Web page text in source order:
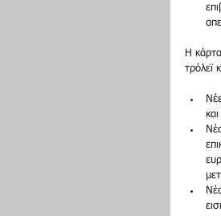
Η
τρόλεϊ